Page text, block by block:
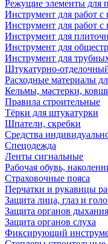
Режущие элементы для
Инструмент для работ с
Инструмент для работ с
Инструмент для
Инструмент для
Инструмент для
Штукатурно-
Расходные материалы
Кельмы, мастерки,
Правила строительные
Тёрки для штукатурки
Шпатели, скребки
Средства
Спецодежда
Ленты сигнальные
Рабочая обувь,
Страховочные пояса
Перчатки и рукавицы
Защита лица, глаз и
Защита органов дыхания
Защита органов слуха
Фиксирующий